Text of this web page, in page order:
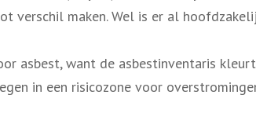
verschil maken. Wel is er al
asbest, want de asbestinventaris
in een risicozone voor